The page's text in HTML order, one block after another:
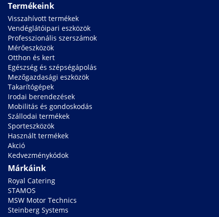
Termékeink
Visszahívott termékek
Vendéglátóipari eszközök
Professzionális szerszámok
Mérőeszközök
Otthon és kert
Egészség és szépségápolás
Mezőgazdasági eszközök
Takarítógépek
Irodai berendezések
Mobilitás és gondoskodás
Szállodai termékek
Sporteszközök
Használt termékek
Akció
Kedvezménykódok
Márkáink
Royal Catering
STAMOS
MSW Motor Technics
Steinberg Systems